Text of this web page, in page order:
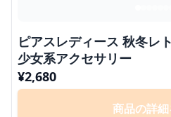
ピアスレディース 秋冬レ
少女系アクセサリー
¥2,680
商品の詳